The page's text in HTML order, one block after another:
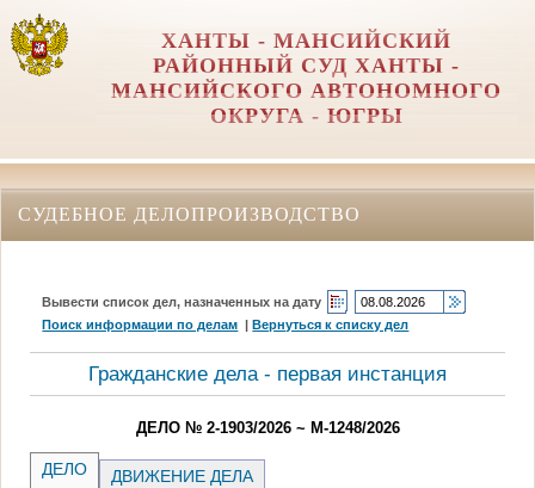
ХАНТЫ - МАНСИЙСКИЙ
РАЙОННЫЙ СУД ХАНТЫ -
МАНСИЙСКОГО АВТОНОМНОГО
ОКРУГА - ЮГРЫ
СУДЕБНОЕ ДЕЛОПРОИЗВОДСТВО
Вывести список дел, назначенных на дату
Поиск информации по делам |Вернуться к списку дел
Гражданские дела - первая инстанция
ДЕЛО № 2-1903/2026 ~ М-1248/2026
ДЕЛО ДВИЖЕНИЕ ДЕЛА